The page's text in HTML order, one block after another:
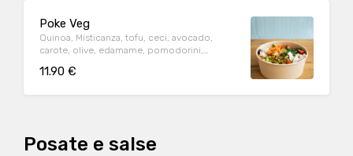
Poke Veg
Quinoa, Misticanza, tofu, ceci, avocado,
carote, olive, edamame, pomodorini,
teriyaki
11.90 €
Posate e salse